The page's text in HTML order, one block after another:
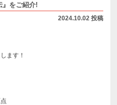
』をご紹介!
2024.10.02 投稿
ます！